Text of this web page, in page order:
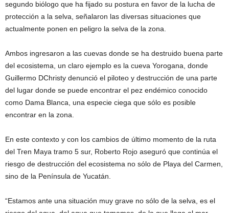
segundo biólogo que ha fijado su postura en favor de la lucha de
protección a la selva, señalaron las diversas situaciones que
actualmente ponen en peligro la selva de la zona.
Ambos ingresaron a las cuevas donde se ha destruido buena parte
del ecosistema, un claro ejemplo es la cueva Yorogana, donde
Guillermo DChristy denunció el piloteo y destrucción de una parte
del lugar donde se puede encontrar el pez endémico conocido
como Dama Blanca, una especie ciega que sólo es posible
encontrar en la zona.
En este contexto y con los cambios de último momento de la ruta
del Tren Maya tramo 5 sur, Roberto Rojo aseguró que continúa el
riesgo de destrucción del ecosistema no sólo de Playa del Carmen,
sino de la Península de Yucatán.
“Estamos ante una situación muy grave no sólo de la selva, es el